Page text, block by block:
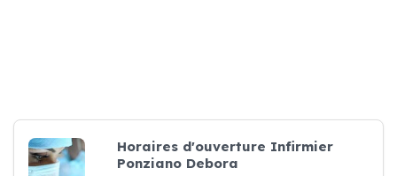
Horaires d'ouverture Infirmier
Ponziano Debora